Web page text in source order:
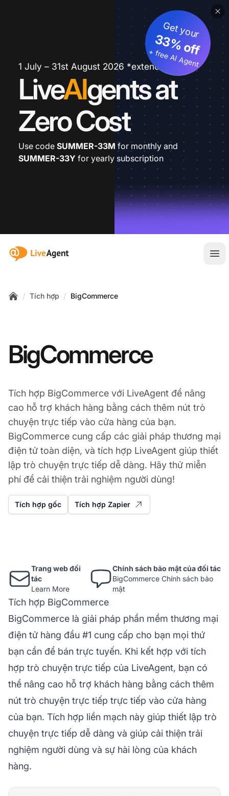
1 July – 31st August 2026 *extended
LiveAIgents at
Zero Cost
Get your
33% off
+ free AI Agent
Use code SUMMER-33M for monthly and
SUMMER-33Y for yearly subscription
:site.title
Mở
/ Tích hợp / BigCommerce
BigCommerce
Tích hợp BigCommerce với LiveAgent để nâng
cao hỗ trợ khách hàng bằng cách thêm nút trò
chuyện trực tiếp vào cửa hàng của bạn.
BigCommerce cung cấp các giải pháp thương mại
điện tử toàn diện, và tích hợp LiveAgent giúp thiết
lập trò chuyện trực tiếp dễ dàng. Hãy thử miễn
phí để cải thiện trải nghiệm người dùng!
Tích hợp gốc Tích hợp Zapier
Trang web đối
tác
Learn More
Chính sách bảo mật của đối tác
BigCommerce Chính sách bảo
mật
Tích hợp BigCommerce
BigCommerce là giải pháp phần mềm thương mại
điện tử hàng đầu #1 cung cấp cho bạn mọi thứ
bạn cần để bán trực tuyến. Khi kết hợp với tích
hợp trò chuyện trực tiếp của LiveAgent, bạn có
thể nâng cao hỗ trợ khách hàng bằng cách thêm
nút trò chuyện trực tiếp trực tiếp vào cửa hàng
của bạn. Tích hợp liền mạch này giúp thiết lập trò
chuyện trực tiếp dễ dàng và giúp cải thiện trải
nghiệm người dùng và sự hài lòng của khách
hàng.